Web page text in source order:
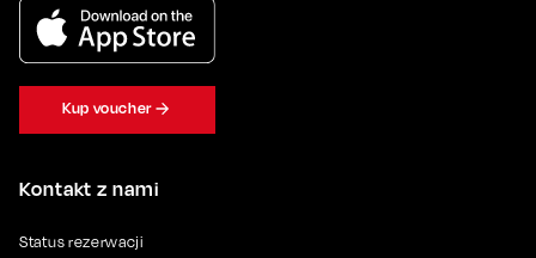
Kontakt z nami
Status rezerwacji
Kup voucher